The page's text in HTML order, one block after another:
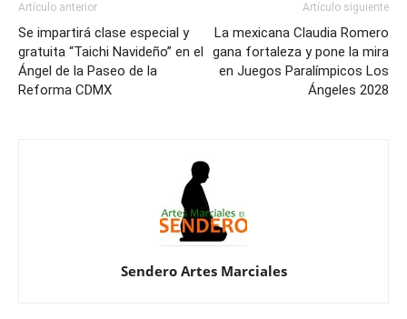
Artículo anterior
Se impartirá clase especial y
gratuita “Taichi Navideño” en el
Ángel de la Paseo de la
Reforma CDMX
Artículo siguiente
La mexicana Claudia Romero
gana fortaleza y pone la mira
en Juegos Paralímpicos Los
Ángeles 2028
Sendero Artes Marciales